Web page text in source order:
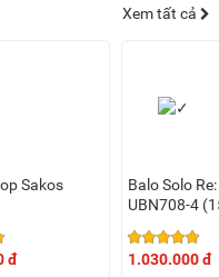
Xem tất cả
Sakos
đ
Balo Solo
UBN708-4
1.030.000 đ